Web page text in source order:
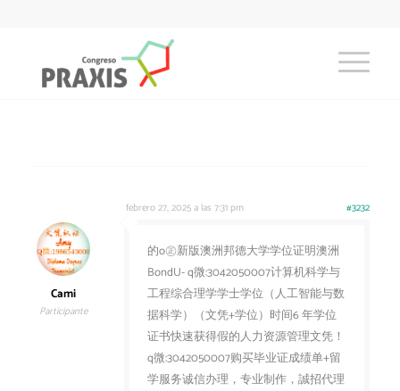
febrero 27, 2025 a las 7:31 pm #3232
Cami
Participante
的o㊣新版澳洲邦德大学学位证明澳洲
BondU- q微:3042050007计算机科学与
工程综合理学学士学位（人工智能与数
据科学）（文凭+学位）时间6 年学位
证书快速获得假的人力资源管理文凭！
q微:3042050007购买毕业证成绩单+留
学服务诚信办理，专业制作，誠招代理